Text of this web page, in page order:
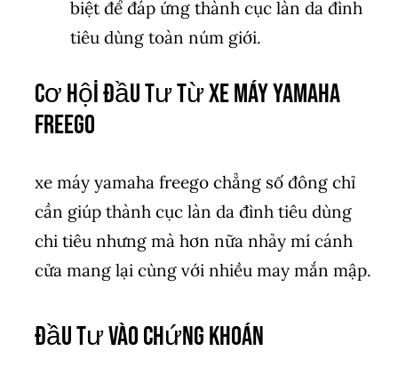
biệt để đáp ứng thành cục làn da đình
tiêu dùng toàn núm giới.
Cơ Hội Đầu Tư Từ xe máy yamaha
freego
xe máy yamaha freego chẳng số đông chỉ
cần giúp thành cục làn da đình tiêu dùng
chi tiêu nhưng mà hơn nữa nhảy mí cánh
cửa mang lại cùng với nhiều may mắn mập.
Đầu Tư Vào Chứng Khoán